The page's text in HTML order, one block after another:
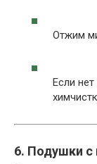
Отжим
Если
6. Подушки